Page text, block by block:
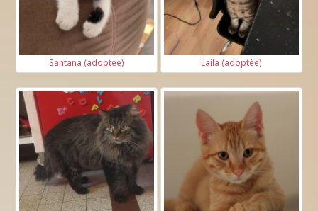
Santana (adoptée) Laila (adoptée)